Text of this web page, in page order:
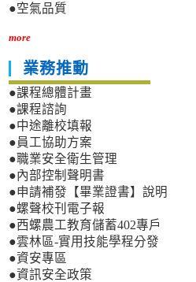
惠
填
於
110.12.28
日
前
擲
回
出
納
組，
憑
●空氣品質
more
業務推動
●課程總體計畫
●課程諮詢
●中途離校填報
●員工協助方案
●職業安全衛生管理
●內部控制聲明書
●申請補發【畢業證書】說明
●螺聲校刊電子報
●西螺農工教育儲蓄402專戶
●雲林區-實用技能學程分發
●資安專區
●資訊安全政策